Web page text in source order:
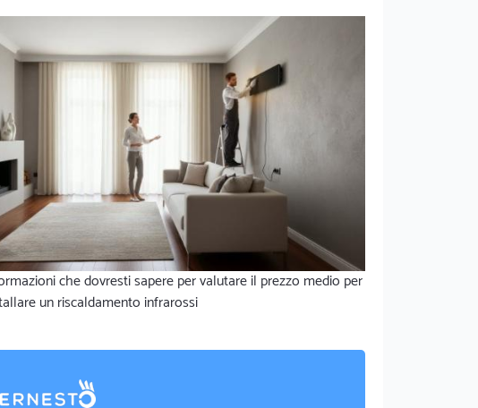
che dovresti sapere per valutare il prezzo medio per
un riscaldamento infrarossi